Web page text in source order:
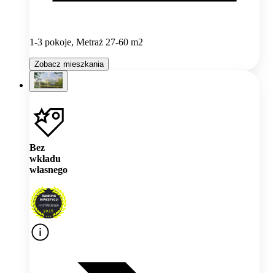
1-3 pokoje, Metraż 27-60 m2
Zobacz mieszkania
Bez
wkładu
własnego